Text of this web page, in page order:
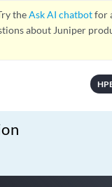
theAsk AI chatbotfor
about Juniper